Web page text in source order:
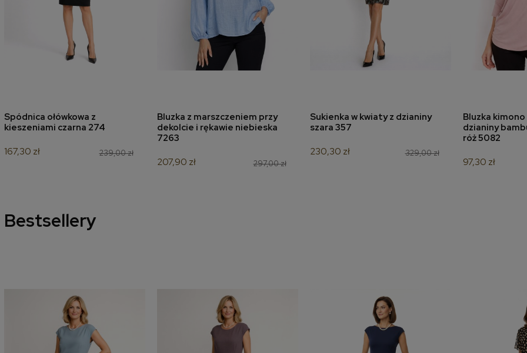
dodaj do koszyka
Spódnica ołówkowa z
kieszeniami czarna 274
239,00 zł
167,30 zł
dodaj do koszyka
Bluzka z marszczeniem przy
dekolcie i rękawie niebieska
7263
297,00 zł
207,90 zł
dodaj do koszyka
Sukienka w kwiaty z dzianiny
szara 357
329,00 zł
230,30 zł
dodaj
Bluzka
dzianiny
róż 5082
97,30 zł
Bestsellery